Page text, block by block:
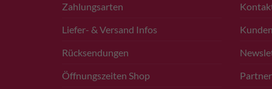
Zahlungsarten
Liefer- & Versand Infos
Rücksendungen
Öffnungszeiten Shop
Kunden